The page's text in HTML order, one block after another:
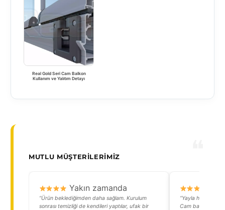
Real Gold Seri Cam Balkon
Kullanım ve Yalıtım Detayı
MUTLU MÜŞTERILERIMIZ
Yakın zamanda
“Ürün beklediğimden daha sağlam. Kurulum
sonrası temizliği de kendileri yaptılar, ufak bir
“Yayla havası
Cam balkon